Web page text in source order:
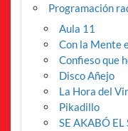
Programación
Aula 11
Con la Mente
Confieso que
Disco Añejo
La Hora del
Pikadillo
SE AKABÓ